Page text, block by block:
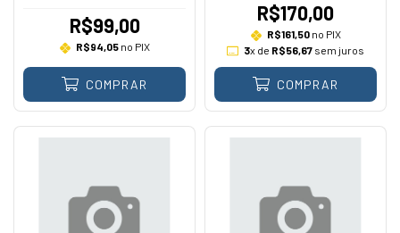
R$99,00
R$94,05no PIX
COMPRAR
R$170,00
R$161,50no PIX
3x de R$56,67 sem juros
COMPRAR